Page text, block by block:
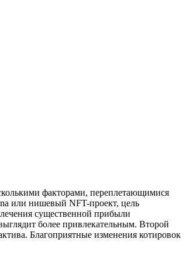
факторами, переплетающимися
или нишевый NFT-проект, цель
существенной прибыли
более привлекательным. Второй
Благоприятные изменения котировок